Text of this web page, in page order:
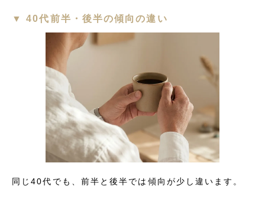
▼ 40代前半・後半の傾向の違い
同じ40代でも、前半と後半では傾向が少し違います。